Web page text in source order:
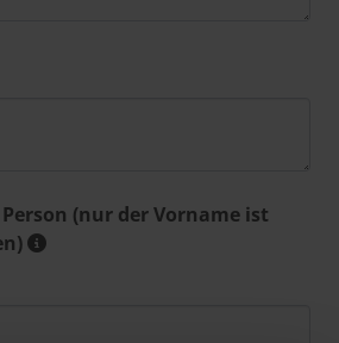
(nur der Vorname ist